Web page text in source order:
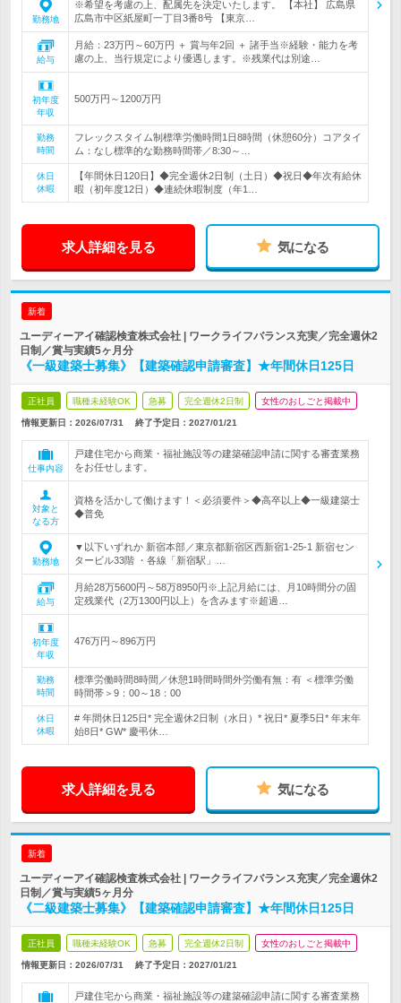
勤務地
※希望を考慮の上、配属先を決定いたします。 【本社】 広島県
広島市中区紙屋町一丁目3番8号 【東京…
給与
月給：23万円～60万円 ＋ 賞与年2回 ＋ 諸手当※経験・能力を考
慮の上、当行規定により優遇します。※残業代は別途…
初年度
年収
500万円～1200万円
勤務
時間
フレックスタイム制標準労働時間1日8時間（休憩60分）コアタイ
ム：なし標準的な勤務時間帯／8:30～…
休日
休暇
【年間休日120日】◆完全週休2日制（土日）◆祝日◆年次有給休
暇（初年度12日）◆連続休暇制度（年1…
求人詳細を見る 気になる
新着
ユーディーアイ確認検査株式会社 | ワークライフバランス充実／完全週休2
日制／賞与実績5ヶ月分
《一級建築士募集》【建築確認申請審査】★年間休日125日
正社員 職種未経験OK 急募 完全週休2日制 女性のおしごと掲載中
情報更新日：2026/07/31 終了予定日： 2027/01/21
仕事内容
戸建住宅から商業・福祉施設等の建築確認申請に関する審査業務
をお任せします。
対象と
なる方
資格を活かして働けます！＜必須要件＞◆高卒以上◆一級建築士
◆普免
勤務地
▼以下いずれか 新宿本部／東京都新宿区西新宿1-25-1 新宿セン
タービル33階 ・各線「新宿駅」…
給与
月給28万5600円～58万8950円※上記月給には、月10時間分の固
定残業代（2万1300円以上）を含みます※超過…
初年度
年収
476万円～896万円
勤務
時間
標準労働時間8時間／休憩1時間時間外労働有無：有 ＜標準労働
時間帯＞9：00～18：00
休日
休暇
# 年間休日125日* 完全週休2日制（水日）* 祝日* 夏季5日* 年末年
始8日* GW* 慶弔休…
求人詳細を見る 気になる
新着
ユーディーアイ確認検査株式会社 | ワークライフバランス充実／完全週休2
日制／賞与実績5ヶ月分
《二級建築士募集》【建築確認申請審査】★年間休日125日
正社員 職種未経験OK 急募 完全週休2日制 女性のおしごと掲載中
情報更新日：2026/07/31 終了予定日： 2027/01/21
戸建住宅から商業・福祉施設等の建築確認申請に関する審査業務